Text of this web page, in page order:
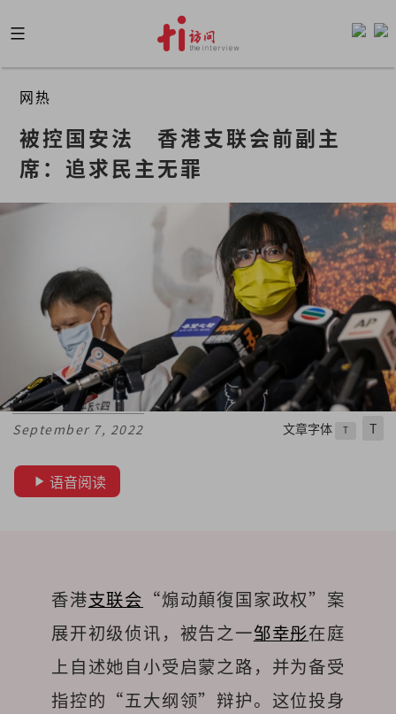
to
content
网热
被控国安法　香港支联会前副主
席：追求民主无罪
September 7, 2022 文章字体 T T
语音阅读
香港支联会 “煽动顛復国家政权”案
展开初级侦讯，被告之一邹幸彤在庭
上自述她自小受启蒙之路，并为备受
指控的“五大纲领”辩护。这位投身